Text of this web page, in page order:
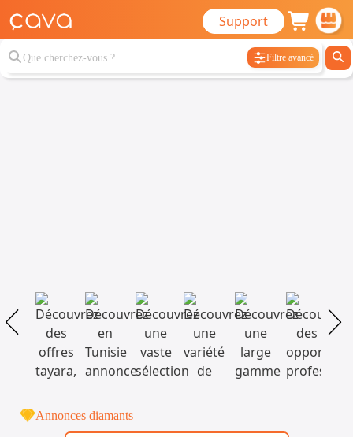
Support
Filtre avancé
Annonces diamants